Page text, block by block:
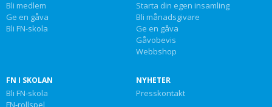
Bli medlem
Ge en gåva
Bli FN-skola
Starta din egen insamling
Bli månadsgivare
Ge en gåva
Gåvobevis
Webbshop
FN I SKOLAN
Bli FN-skola
FN-rollspel
NYHETER
Presskontakt